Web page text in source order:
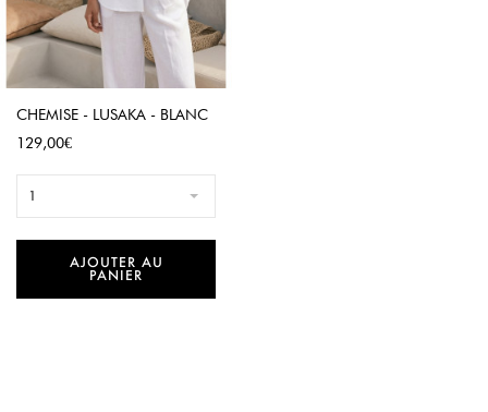
CHEMISE - LUSAKA - BLANC
Prix
129,00€
1
AJOUTER AU
PANIER